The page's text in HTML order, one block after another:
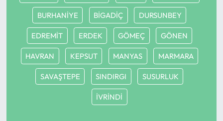
BURHANİYE BİGADİÇ DURSUNBEY
EDREMİT ERDEK GÖMEÇ GÖNEN
HAVRAN KEPSUT MANYAS MARMARA
SAVAŞTEPE SINDIRGI SUSURLUK
İVRİNDİ
Oğuzlar Haberleri
Ortaköy Haberleri
Osmancık Haberleri